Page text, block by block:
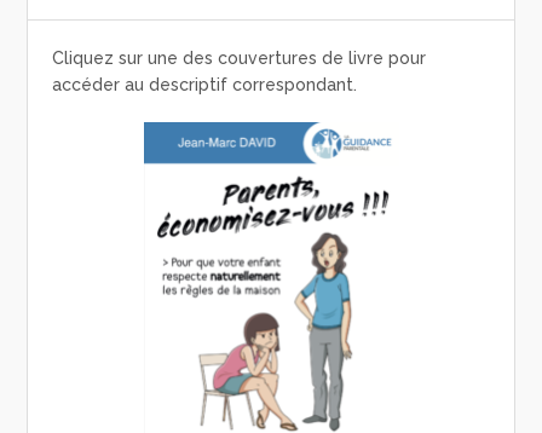
Cliquez sur une des couvertures de livre pour
accéder au descriptif correspondant.